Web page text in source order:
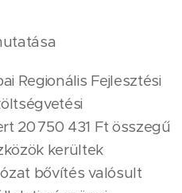
Regionális Fejlesztési
20 750 431 Ft összegű
kerültek
bővítés valósult